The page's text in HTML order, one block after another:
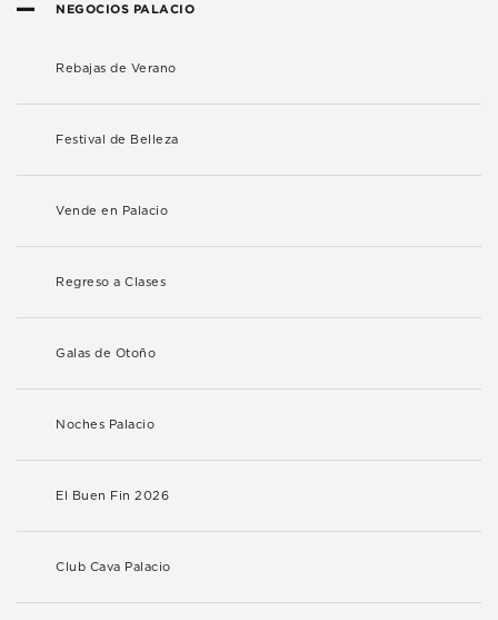
NEGOCIOS PALACIO
Rebajas de Verano
Festival de Belleza
Vende en Palacio
Regreso a Clases
Galas de Otoño
Noches Palacio
El Buen Fin 2026
Club Cava Palacio